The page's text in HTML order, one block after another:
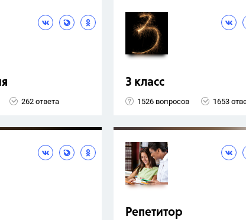
262 ответа
3 класс
1526 вопросов 1653
Репетитор